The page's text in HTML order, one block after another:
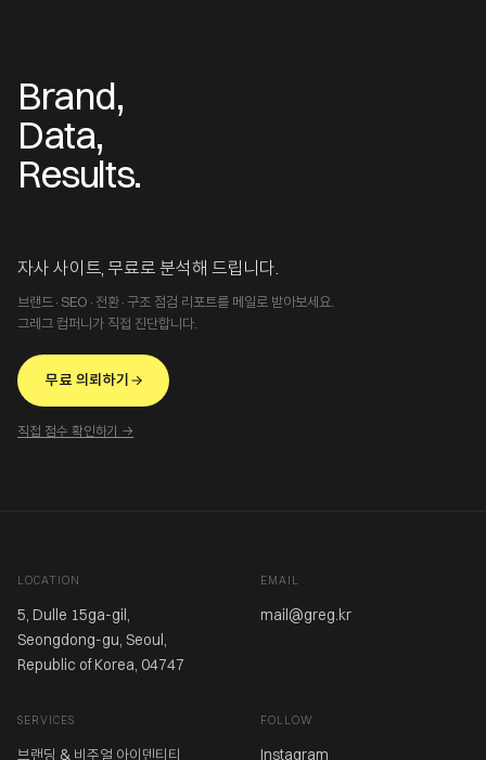
Brand,
Data,
Results.
자사 사이트, 무료로 분석해 드립니다.
브랜드·SEO·전환·구조 점검 리포트를 메일로 받아보세요.
그레그 컴퍼니가 직접 진단합니다.
무료 의뢰하기
직접 점수 확인하기 →
LOCATION
5, Dulle 15ga-gil,
Seongdong-gu, Seoul,
Republic of Korea, 04747
EMAIL
mail@greg.kr
SERVICES
브랜딩 & 비주얼 아이덴티티
FOLLOW
Instagram